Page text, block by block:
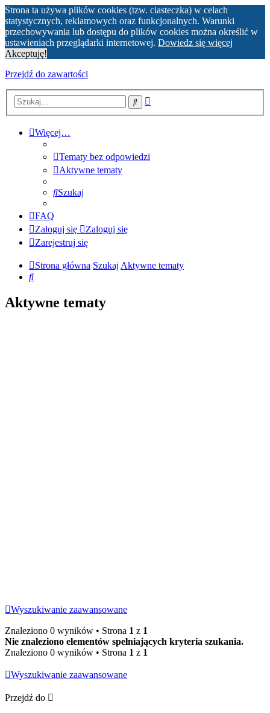
Strona ta używa plików cookies (tzw. ciasteczka) w celach
statystycznych, reklamowych oraz funkcjonalnych. Warunki
przechowywania lub dostępu do plików cookies można określić w
ustawieniach przeglądarki internetowej. Dowiedz się więcej
Akceptuję!
Przejdź do zawartości
Szukaj
Więcej…
Tematy bez odpowiedzi
Aktywne tematy
Szukaj
FAQ
Zaloguj się
Zaloguj się
Zarejestruj się
Strona główna Szukaj Aktywne tematy
Szukaj
Aktywne tematy
Wyszukiwanie zaawansowane
Znaleziono 0 wyników • Strona 1 z 1
Nie znaleziono elementów spełniających kryteria szukania.
Znaleziono 0 wyników • Strona 1 z 1
Wyszukiwanie zaawansowane
Przejdź do